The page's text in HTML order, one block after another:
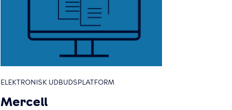
ELEKTRONISK UDBUDSPLATFORM
Mercell